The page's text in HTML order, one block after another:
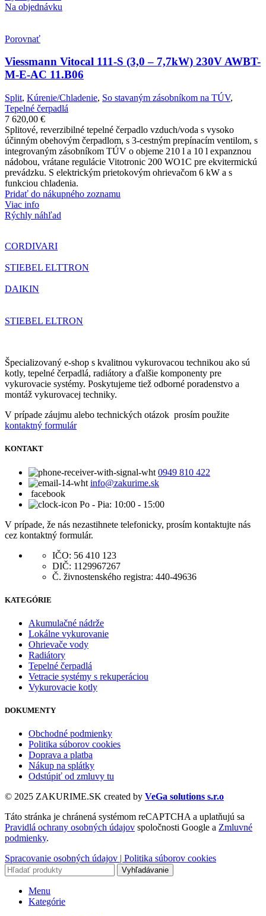
Na objednávku
Porovnať
Viessmann Vitocal 111-S (3,0 – 7,7kW) 230V AWBT-
M-E-AC 11.B06
Split, Kúrenie/Chladenie, So stavaným zásobníkom na TÚV,
Tepelné čerpadlá
7 620,00 €
Splitové, reverzibilné tepelné čerpadlo vzduch/voda s vysoko
účinným obehovým čerpadlom, s 3-cestným prepínacím ventilom, s
integrovaným zásobníkom TÚV o objeme 210 l a 10 l expanznou
nádobou, vrátane regulácie Vitotronic 200 WO1C pre ekvitermickú
prevádzku. S elektrickým prietokovým ohrievačom 6 kW a s
funkciou chladenia.
Pridať do nákupného zoznamu
Viac info
Rýchly náhľad
CORDIVARI
STIEBEL ELTTRON
DAIKIN
STIEBEL ELTRON
Špecializovaný e-shop s kvalitnou vykurovacou technikou ako sú
kotly, tepelné čerpadlá, radiátory a ďalšie komponenty pre
vykurovacie systémy. Poskytujeme tiež odborné poradenstvo a
montáž vykurovacej techniky.
V prípade záujmu alebo technických otázok prosím použite
kontaktný formulár
KONTAKT
0949 810 422
info@zakurime.sk
facebook
Po - Pia: 10:00 - 15:00
V prípade, že nás nezastihnete telefonicky, prosím kontaktujte nás
cez kontaktný formulár.
IČO: 56 410 123
DIČ: 1129967267
Č. živnostenského registra: 440-49636
KATEGÓRIE
Akumulačné nádrže
Lokálne vykurovanie
Ohrievače vody
Radiátory
Tepelné čerpadlá
Vetracie systémy s rekuperáciou
Vykurovacie kotly
DOKUMENTY
Obchodné podmienky
Politika súborov cookies
Doprava a platba
Nákup na splátky
Odstúpiť od zmluvy tu
© 2025 ZAKURIME.SK created by VeGa solutions s.r.o
Táto stránka je chránená systémom reCAPTCHA a uplatňujú sa
Pravidlá ochrany osobných údajov spoločnosti Google a Zmluvné
podmienky.
Spracovanie osobných údajov | Politika súborov cookies
Vyhľadávanie
Menu
Kategórie